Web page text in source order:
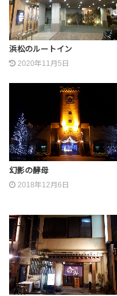
浜松のルートイン
2020年11月5日
幻影の酵母
2018年12月6日